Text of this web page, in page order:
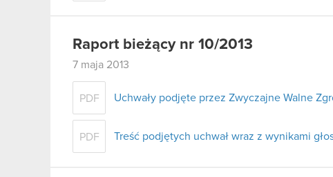
Raport bieżący nr 10/2013
7 maja 2013
PDF Uchwały podjęte przez Zwyczajne Walne
PDF Treść podjętych uchwał wraz z wynikami